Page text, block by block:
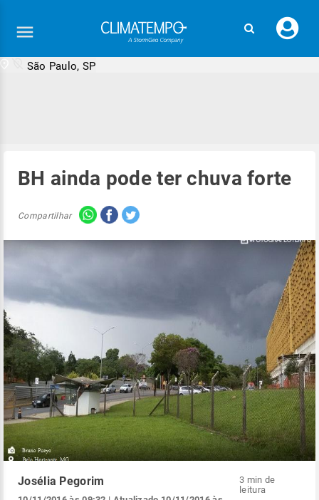
seu
São Paulo, SP
BH ainda pode ter chuva forte
Compartilhar
Josélia Pegorim
3 min de
leitura